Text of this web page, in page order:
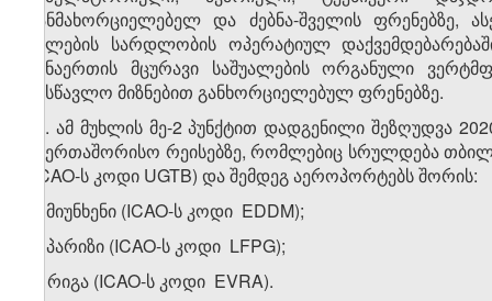
განმახორციელებელ და ძებნა-შველის ფრენებზე,
ძალების სარდლობის ოპერატიულ
შენაერთის მცურავი საშუალების ორგანული
სასწავლო მიზნებით განხორციელებულ ფრენებზე.
. ამ მუხლის მე-2 პუნქტით დადგენილი შეზღუდვა
საერთაშორისო რეისებზე, რომლებიც სრულდება
(ICAO-ს კოდი UGTB) და შემდეგ აეროპორტებს შორის:
ა) მიუნხენი (ICAO-ს კოდი EDDM);
ბ) პარიზი (ICAO-ს კოდი LFPG);
გ) რიგა (ICAO-ს კოდი EVRA).